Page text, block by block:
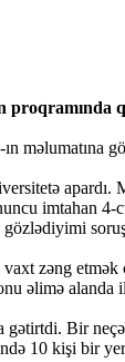
proqramında
məlumatına
apardı.
imtahan 4-
zəng
əlimə alanda
gətirtdi. Bir
10 kişi bir